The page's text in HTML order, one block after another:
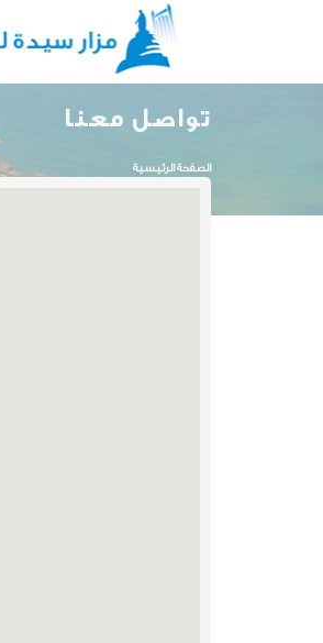
Skip to main content
تواصل معنا
You are here
الصفحة الرئيسية